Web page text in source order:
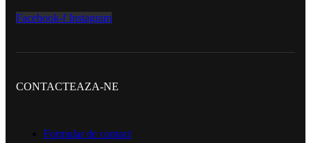
Facebook-f Instagram
CONTACTEAZA-NE
Formular de contact